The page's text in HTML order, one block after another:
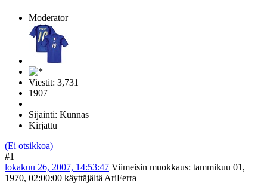
Moderator
Viestit: 3,731
1907
Sijainti: Kunnas
Kirjattu
(Ei otsikkoa)
#1
lokakuu 26, 2007, 14:53:47 Viimeisin muokkaus: tammikuu 01,
1970, 02:00:00 käyttäjältä AriFerra